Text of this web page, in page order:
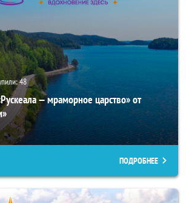
48
— мраморное царство» от
ПОДРОБНЕЕ